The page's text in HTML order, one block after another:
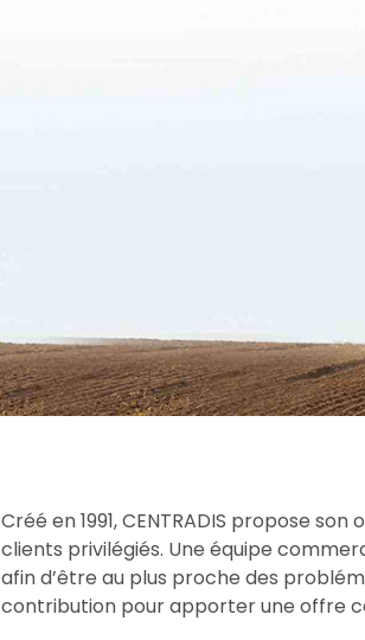
Créé en 1991, CENTRADIS propose
clients privilégiés. Une équipe
afin d’être au plus proche des
contribution pour apporter une offre